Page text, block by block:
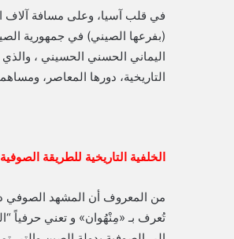
في قلب آسيا، وعلى مسافة آلاف
(بفرعها الصيني) في جمهورية
اليماني الحسني الحسيني ،
التاريخية، دورها المعاصر،
الخلفية التاريخية للطريقة
من المعروف أن المشهد الصوفي
تُعرف بـ «مِنْهُوان» و تعني حرفياً